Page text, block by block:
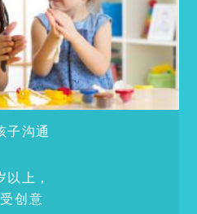
子沟通
以上，
创意